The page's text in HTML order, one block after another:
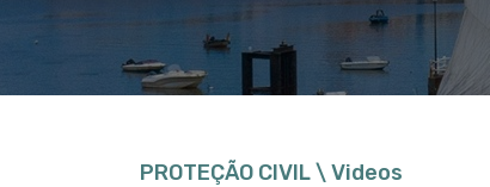
PROTEÇÃO CIVIL \ Videos